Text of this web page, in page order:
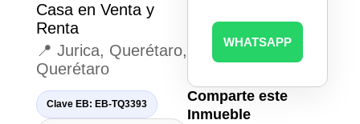
Casa en Venta y
Renta
📍 Jurica, Querétaro,
Querétaro
Clave EB: EB-TQ3393
WHATSAPP
Comparte este
Inmueble